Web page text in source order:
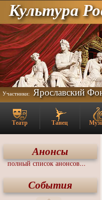
Культура
Участники: Ярославский
Театр Танец
Анонсы
полный список анонсов...
События